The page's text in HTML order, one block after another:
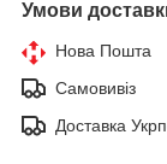
Умови
Нова Пошта
Самовивіз
Доставка